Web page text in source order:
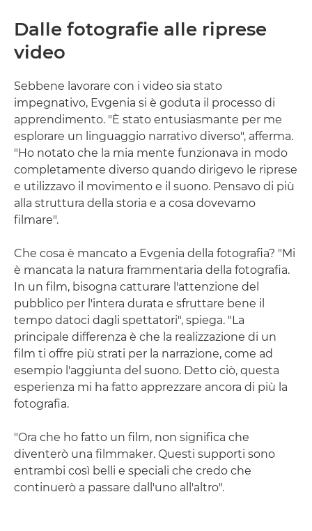
Dalle fotografie alle riprese
video
Sebbene lavorare con i video sia stato
impegnativo, Evgenia si è goduta il processo di
apprendimento. "È stato entusiasmante per me
esplorare un linguaggio narrativo diverso", afferma.
"Ho notato che la mia mente funzionava in modo
completamente diverso quando dirigevo le riprese
e utilizzavo il movimento e il suono. Pensavo di più
alla struttura della storia e a cosa dovevamo
filmare".
Che cosa è mancato a Evgenia della fotografia? "Mi
è mancata la natura frammentaria della fotografia.
In un film, bisogna catturare l'attenzione del
pubblico per l'intera durata e sfruttare bene il
tempo datoci dagli spettatori", spiega. "La
principale differenza è che la realizzazione di un
film ti offre più strati per la narrazione, come ad
esempio l'aggiunta del suono. Detto ciò, questa
esperienza mi ha fatto apprezzare ancora di più la
fotografia.
"Ora che ho fatto un film, non significa che
diventerò una filmmaker. Questi supporti sono
entrambi così belli e speciali che credo che
continuerò a passare dall'uno all'altro".